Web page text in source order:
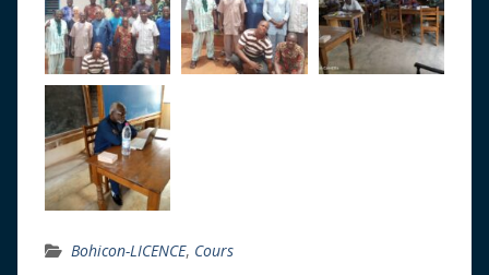
Bohicon-LICENCE, Cours